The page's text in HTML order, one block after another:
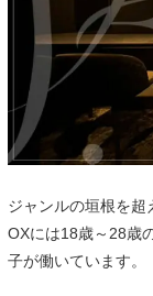
ジャンルの垣根を超
OXには18歳～28歳
子が働いています。